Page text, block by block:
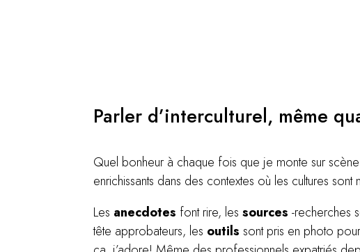
Parler d’interculturel, même
Quel bonheur à chaque fois que je monte sur
enrichissants dans des contextes où les cultures sont
Les anecdotes font rire, lessources -recherches
tête approbateurs, les outils sont pris en photo